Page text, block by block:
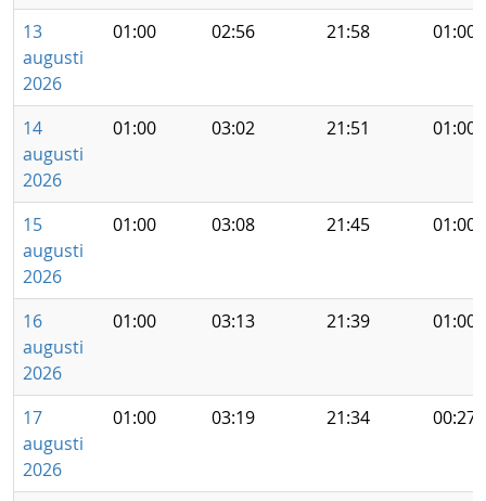
13
augusti
2026
01:00 02:56 21:58 01:00
14
augusti
2026
01:00 03:02 21:51 01:00
15
augusti
2026
01:00 03:08 21:45 01:00
16
augusti
2026
01:00 03:13 21:39 01:00
17
augusti
2026
01:00 03:19 21:34 00:27